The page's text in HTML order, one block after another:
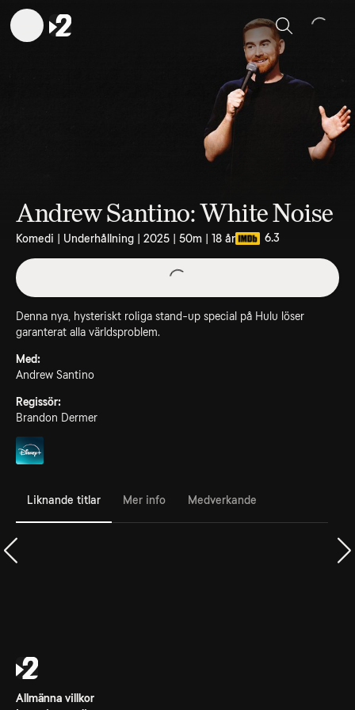
Sök
Andrew Santino: White Noise
Komedi | Underhållning | 2025 | 50m | 18 år 6.3
Denna nya, hysteriskt roliga stand-up special på Hulu löser
garanterat alla världsproblem.
Med:
Andrew Santino
Regissör:
Brandon Dermer
Liknande titlar Mer info Medverkande
Allmänna villkor